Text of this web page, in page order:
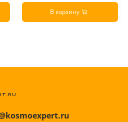
В корзину